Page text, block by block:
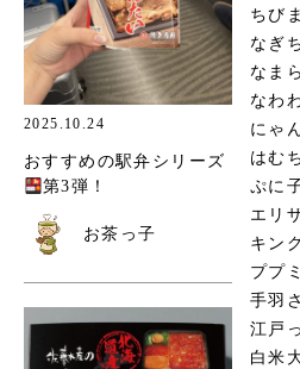
2025.10.24
おすすめの駅弁シリーズ
第3弾！
お茶っ子
ちび
なぎ
なま
なわ
にゃ
はむ
ぷに
エリ
キン
ププ
手羽
江戸
白米